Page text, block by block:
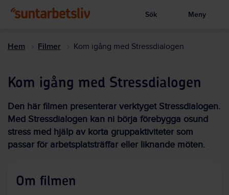
till
Visa sökruta
Sök Meny
Hem Filmer Kom igång med Stressdialogen
Kom igång med Stressdialogen
Den här filmen presenterar verktyget Stressdialogen.
Med Stressdialogen kan ni börja förebygga osund
stress med hjälp av korta gruppaktiviteter som
passar för arbetsplatsträffar eller liknande möten.
Om filmen